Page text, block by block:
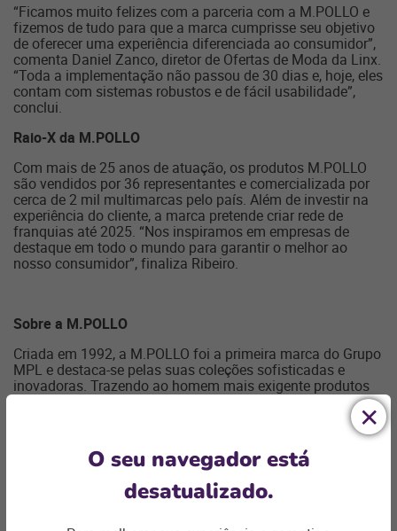
“Ficamos muito felizes com a parceria com a M.POLLO e
fizemos de tudo para que a marca cumprisse seu objetivo
de oferecer uma experiência diferenciada ao consumidor”,
comenta Daniel Zanco, diretor de Ofertas de Moda da Linx.
“Toda a implementação não passou de 30 dias e, hoje, eles
contam com sistemas robustos e de fácil usabilidade”,
conclui.
Raio-X da M.POLLO
Com mais de 25 anos de atuação, os produtos M.POLLO
são vendidos por 36 representantes e comercializada por
cerca de 2 mil multimarcas pelo país. Além de investir na
experiência do cliente, a marca pretende criar rede de
franquias até 2025. “Nos inspiramos em empresas de
destaque em todo o mundo para garantir o melhor ao
nosso consumidor”, finaliza Ribeiro.
Sobre a M.POLLO
Criada em 1992, a M.POLLO foi a primeira marca do Grupo
MPL e destaca-se pelas suas coleções sofisticadas e
inovadoras. Trazendo ao homem mais exigente produtos
marcante, a M.POLLO é representada por um ícone forte
que transmite o conceito de masculinidade e robustez. O
Besouro Escaravelho foi a inspiração central para criação
O seu navegador está
desatualizado.